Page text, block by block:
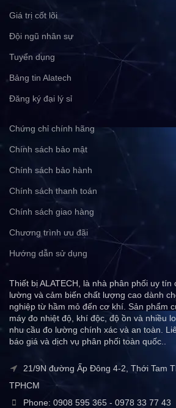
Giá trị cốt lõi
Đội ngũ nhân sự
Tuyển dụng
Bảng tin Alatech
Đăng ký đại lý sỉ
Chứng chỉ chính hãng
Chính sách bảo mật
Chính sách bảo hành
Chính sách thanh toán
Chính sách giao hàng
Chương trình ưu đãi
Hướng dẫn sử dụng
Thiết bị ALATECH, là nhà phân phối uy tín
lường và cảm biến chất lượng cao dành
nghiệp từ hầm mỏ đến cơ khí. Sản phẩm
máy đo nhiệt độ, khí độc, độ ồn và nhiều
nhu cầu đo lường chính xác và an toàn.
báo giá và dịch vụ phân phối toàn quốc..
21/9N đường Ấp Đông 4-2, Thới Tam
TPHCM
Phone: 0908 595 365 - 0978 33 77 43